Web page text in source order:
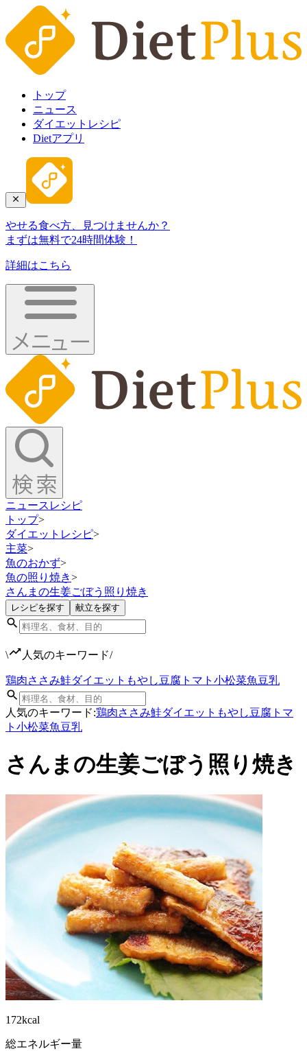
トップ
ニュース
ダイエットレシピ
Dietアプリ
やせる食べ方、見つけませんか？
まずは無料で24時間体験！
詳細はこちら
ニュース レシピ
トップ>
ダイエットレシピ>
主菜>
魚のおかず>
魚の照り焼き>
さんまの生姜ごぼう照り焼き
レシピを探す 献立を探す
\ 人気のキーワード/
鶏肉ささみ鮭ダイエット もやし豆腐 トマト 小松菜魚豆乳
人気のキーワード:鶏肉ささみ鮭ダイエット もやし豆腐 トマ
ト 小松菜魚豆乳
さんまの生姜ごぼう照り焼き
172kcal
総エネルギー量